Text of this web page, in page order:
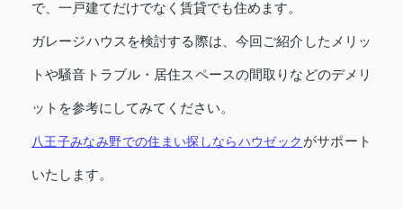
で、一戸建てだけでなく賃貸でも住めます。
ガレージハウスを検討する際は、今回ご紹介したメリッ
トや騒音トラブル・居住スペースの間取りなどのデメリ
ットを参考にしてみてください。
八王子みなみ野での住まい探しならハウゼック がサポート
いたします。